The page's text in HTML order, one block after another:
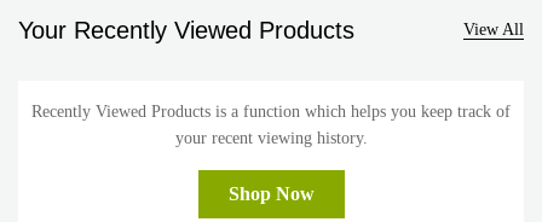
Your Recently Viewed Products View All
Recently Viewed Products is a function which helps you keep track of
your recent viewing history.
Shop Now